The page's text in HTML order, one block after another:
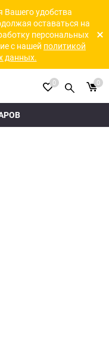
удобства
оставаться на
персональных
с нашей политикой
данных.
0 0